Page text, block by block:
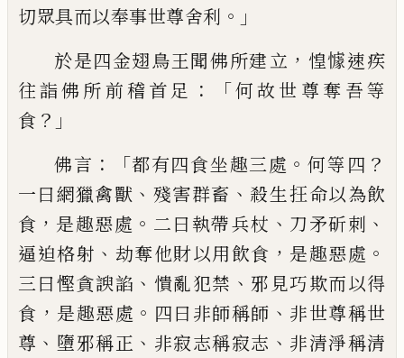
切眾具而以奉事世尊舍利 。」
於是四金翅鳥王聞佛所建立 ， 惶懅速疾
往詣佛所前稽首足 ：「何故世尊奪吾等
食 ？」
佛言 ：「都有四食坐趣三處 。 何等四 ？
一曰網獵禽獸 、 殘害群畜 、 殺生抂命以為飲
食 ， 是趣惡處 。 二曰執帶兵杖 、 刀矛斫刺 、
逼迫格射 、 劫奪他財以用飲食 ， 是趣惡處 。
三曰慳貪諛諂 、 憒亂犯禁 、 邪見巧欺而以得
食 ， 是趣惡處 。 四曰非師稱師 、 非世尊稱世
尊 、 墮邪稱正 、 非寂志稱寂志 、 非清淨稱清